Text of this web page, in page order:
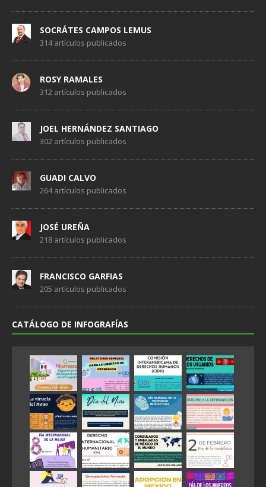
SOCRÁTES CAMPOS LEMUS
314 artículos publicados
ROSY RAMALES
312 artículos publicados
JOEL HERNÁNDEZ SANTIAGO
302 artículos publicados
GUADI CALVO
264 artículos publicados
JOSÉ UREÑA
218 artículos publicados
FRANCISCO GARFIAS
205 artículos publicados
CATÁLOGO DE INFOGRAFÍAS